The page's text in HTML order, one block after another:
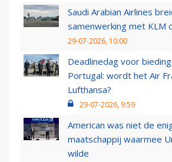
Saudi Arabian Airlines
samenwerking met KLM
29-07-2026, 10:00
Deadlinedag voor
Portugal: wordt het Air
Lufthansa?
29-07-2026, 9:59
American was niet de
maatschappij waarmee
wilde